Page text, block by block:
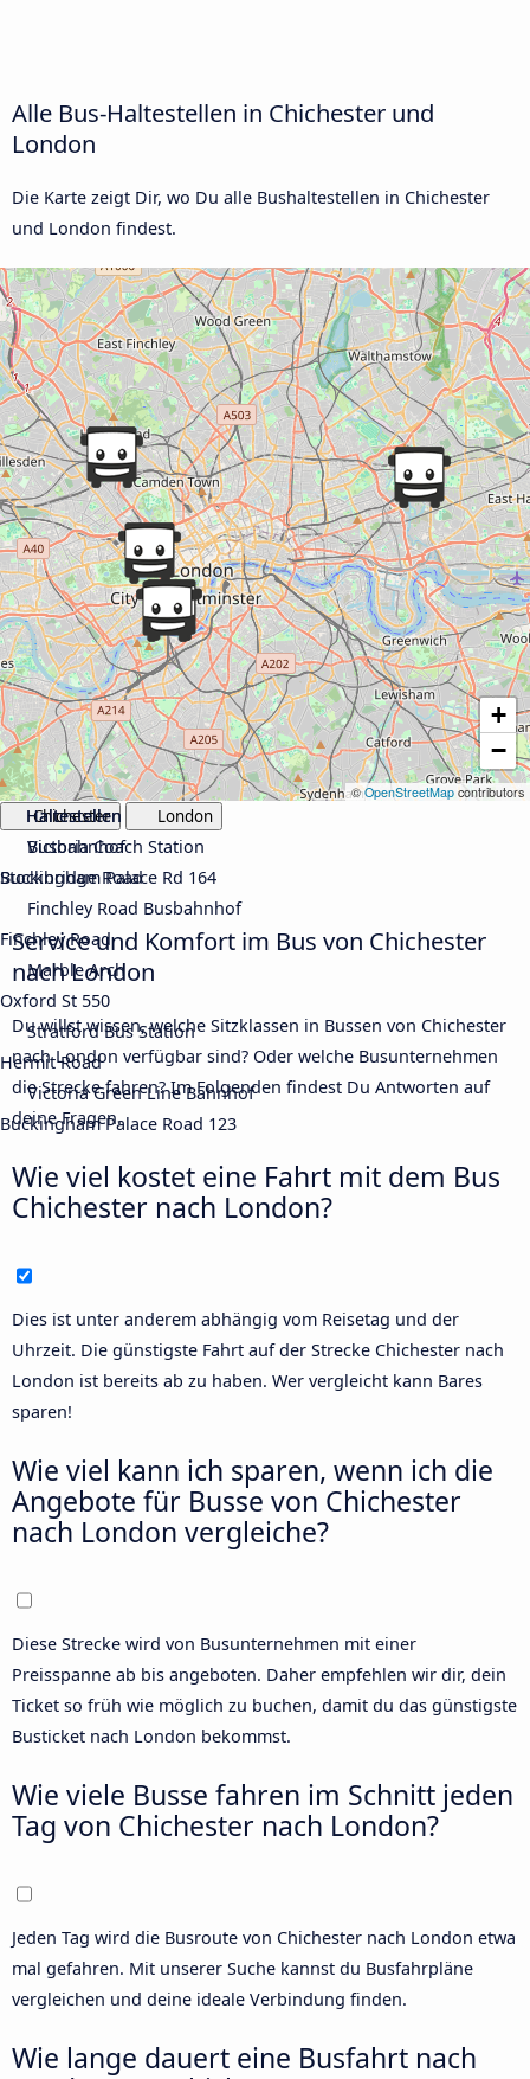
Alle Bus-Haltestellen in Chichester und
London
Die Karte zeigt Dir, wo Du alle Bushaltestellen in Chichester
und London findest.
+
−
©OpenStreetMap contributors
Haltestellen
Busbahnhof
Stockbridge Road
Haltestellen
Victoria Coach Station
Buckingham Palace Rd 164
Finchley Road Busbahnhof
Finchley Road
Marble Arch
Oxford St 550
Stratford Bus Station
Hermit Road
Victoria Green Line Bahnhof
Buckingham Palace Road 123
Chichester London
Service und Komfort im Bus von Chichester
nach London
Du willst wissen, welche Sitzklassen in Bussen von Chichester
nach London verfügbar sind? Oder welche Busunternehmen
die Strecke fahren? Im Folgenden findest Du Antworten auf
deine Fragen.
Wie viel kostet eine Fahrt mit dem Bus
Chichester nach London?
Dies ist unter anderem abhängig vom Reisetag und der
Uhrzeit. Die günstigste Fahrt auf der Strecke Chichester nach
London ist bereits ab zu haben. Wer vergleicht kann Bares
sparen!
Wie viel kann ich sparen, wenn ich die
Angebote für Busse von Chichester
nach London vergleiche?
Diese Strecke wird von Busunternehmen mit einer
Preisspanne ab bis angeboten. Daher empfehlen wir dir, dein
Ticket so früh wie möglich zu buchen, damit du das günstigste
Busticket nach London bekommst.
Wie viele Busse fahren im Schnitt jeden
Tag von Chichester nach London?
Jeden Tag wird die Busroute von Chichester nach London etwa
mal gefahren. Mit unserer Suche kannst du Busfahrpläne
vergleichen und deine ideale Verbindung finden.
Wie lange dauert eine Busfahrt nach